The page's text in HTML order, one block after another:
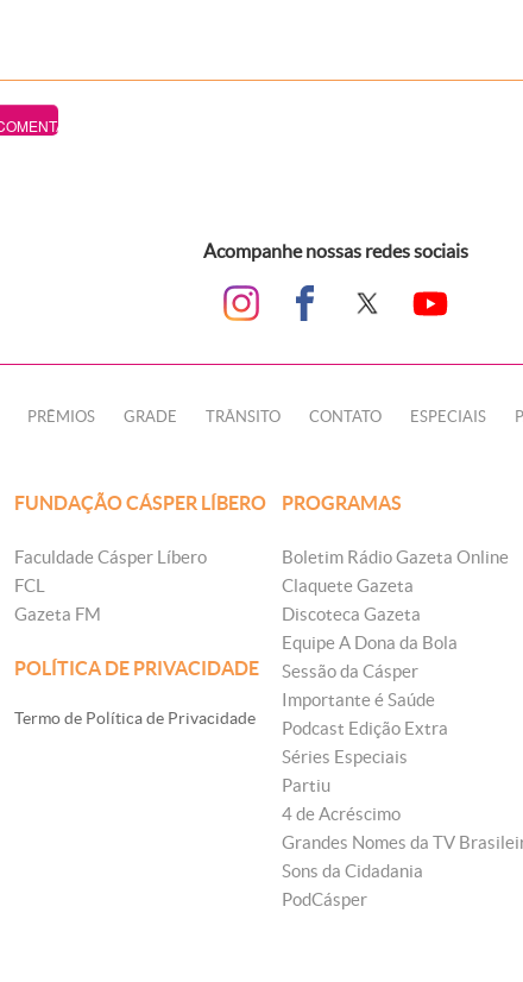
Acompanhe nossas redes sociais
PRÊMIOS GRADE TRÂNSITO CONTATO ESPECIAIS
FUNDAÇÃO CÁSPER LÍBERO
Faculdade Cásper Líbero
FCL
Gazeta FM
POLÍTICA DE PRIVACIDADE
Termo de Política de Privacidade
PROGRAMAS
Boletim Rádio Gazeta Online
Claquete Gazeta
Discoteca Gazeta
Equipe A Dona da Bola
Sessão da Cásper
Importante é Saúde
Podcast Edição Extra
Séries Especiais
Partiu
4 de Acréscimo
Grandes Nomes da TV
Sons da Cidadania
PodCásper